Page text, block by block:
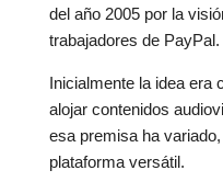
del año 2005 por la
trabajadores de PayPal.
Inicialmente la idea era
alojar contenidos
esa premisa ha
plataforma versátil.